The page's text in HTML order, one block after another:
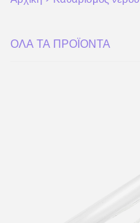
ΟΛΑ ΤΑ ΠΡΟΪΟΝΤΑ